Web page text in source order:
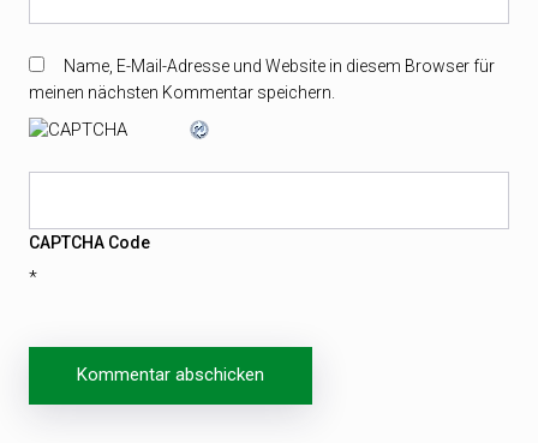
Name, E-Mail-Adresse und Website in diesem Browser für
meinen nächsten Kommentar speichern.
CAPTCHA Code
*